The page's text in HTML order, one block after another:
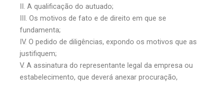
II. A qualificação do autuado;
III. Os motivos de fato e de direito em que se
fundamenta;
IV. O pedido de diligências, expondo os motivos que as
justifiquem;
V. A assinatura do representante legal da empresa ou
estabelecimento, que deverá anexar procuração,